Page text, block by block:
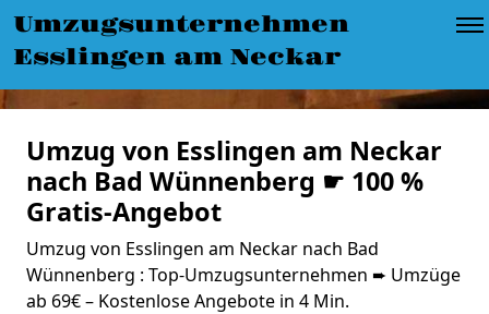
Umzugsunternehmen
Esslingen am Neckar
Umzug von Esslingen am Neckar
nach Bad Wünnenberg ☛ 100 %
Gratis-Angebot
Umzug von Esslingen am Neckar nach Bad
Wünnenberg : Top-Umzugsunternehmen ➨ Umzüge
ab 69€ – Kostenlose Angebote in 4 Min.